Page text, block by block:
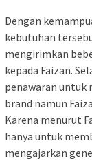
Dengan
kebutuhan
mengirimkan
kepada Faizan.
penawaran untuk
brand namun
Karena menurut
hanya untuk
mengajarkan